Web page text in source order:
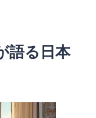
語る日本